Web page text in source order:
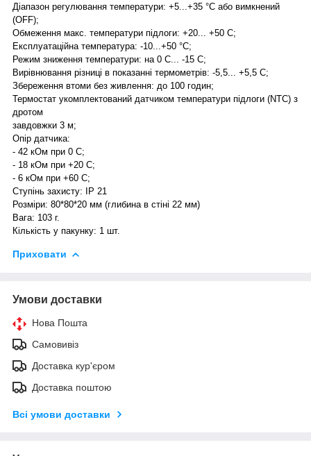
Діапазон регулювання температури: +5...+35 °C або вимкнений
(OFF);
Обмеження макс. температури підлоги: +20... +50 С;
Експлуатаційна температура: -10...+50 °C;
Режим зниження температури: на 0 С... -15 С;
Вирівнювання різниці в показанні термометрів: -5,5... +5,5 С;
Збереження втоми без живлення: до 100 годин;
Термостат укомплектований датчиком температури підлоги (NTC) з
дротом
завдовжки 3 м;
Опір датчика:
- 42 кОм при 0 С;
- 18 кОм при +20 С;
- 6 кОм при +60 С;
Ступінь захисту: IP 21
Розміри: 80*80*20 мм (глибина в стіні 22 мм)
Вага: 103 г.
Кількість у пакунку: 1 шт.
Приховати
Умови доставки
Нова Пошта
Самовивіз
Доставка кур'єром
Доставка поштою
Всі умови доставки